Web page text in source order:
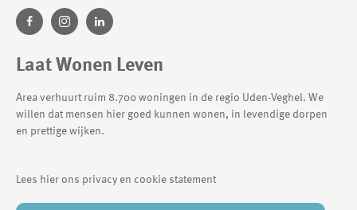
Laat Wonen Leven
Area verhuurt ruim 8.700 woningen in de regio Uden-Veghel. We
willen dat mensen hier goed kunnen wonen, in levendige dorpen
en prettige wijken.
Lees hier ons privacy en cookie statement